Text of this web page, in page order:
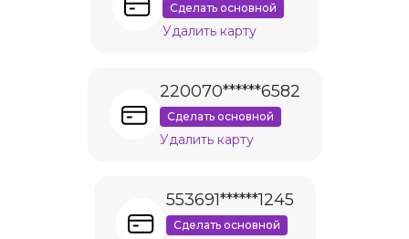
Сделать основной
Удалить карту
220070******6582
Сделать основной
Удалить карту
553691******1245
Сделать основной